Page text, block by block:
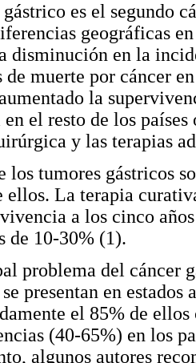
es el segundo
geográficas
disminución en la
de muerte por cáncer
la
el resto de los
y las terapias
los tumores gástricos
ellos. La terapia
a los cinco
de 10-30% (1).
problema del cáncer
presentan en estados
el 85% de
(40-65%) en los
algunos autores